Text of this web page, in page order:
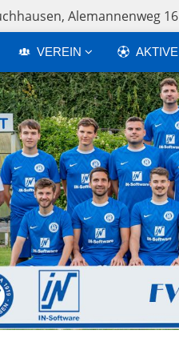
Alemannenweg 16
VEREIN AKTIVE